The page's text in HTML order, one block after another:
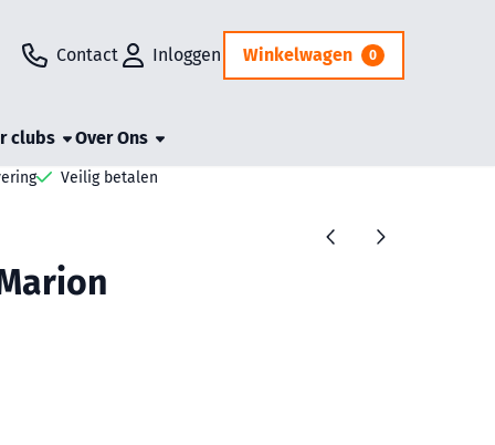
Contact Inloggen Winkelwagen 0
clubs Over Ons
Veilig betalen